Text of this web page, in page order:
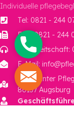
Individuelle
Tel: 0821 - 244
Fax: 0821 - 244
Rufbereitschaft:
E-Mail:
Ambulanter
86157 Augsburg
Phone
Mail